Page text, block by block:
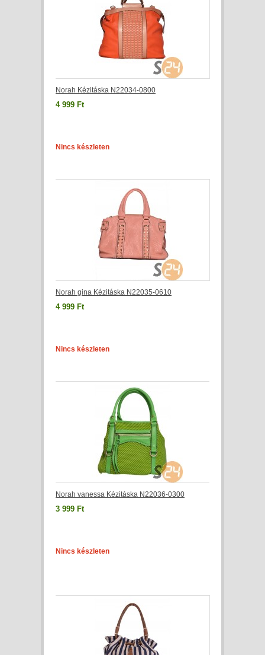
Norah Kézitáska N22034-0800
4 999 Ft
Nincs készleten
Norah gina Kézitáska N22035-0610
4 999 Ft
Nincs készleten
Norah vanessa Kézitáska N22036-0300
3 999 Ft
Nincs készleten